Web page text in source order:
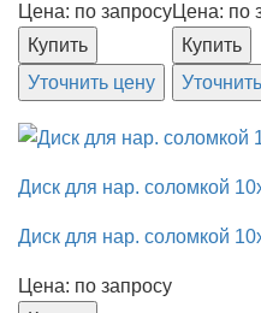
Цена: по запросу
Купить
Уточнить цену
Цена: по
Купить
Диск для нар. соломкой
Диск для нар. соломкой
Цена: по запросу